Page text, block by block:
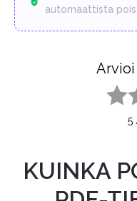
automaattista
5
KUINKA